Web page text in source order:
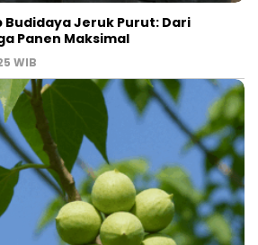
Budidaya Jeruk Purut: Dari
Panen Maksimal
WIB